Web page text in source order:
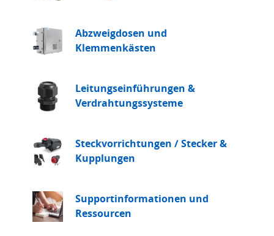
Abzweigdosen und
Klemmenkästen
Leitungseinführungen &
Verdrahtungssysteme
Steckvorrichtungen / Stecker &
Kupplungen
Supportinformationen und
Ressourcen